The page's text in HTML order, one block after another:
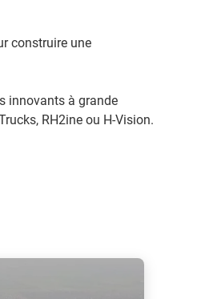
construire une
innovants à grande
RH2ine ou H-Vision.